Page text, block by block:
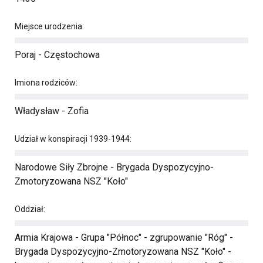
Miejsce urodzenia:
Poraj - Częstochowa
Imiona rodziców:
Władysław - Zofia
Udział w konspiracji 1939-1944:
Narodowe Siły Zbrojne - Brygada Dyspozycyjno-
Zmotoryzowana NSZ "Koło"
Oddział:
Armia Krajowa - Grupa "Północ" - zgrupowanie "Róg" -
Brygada Dyspozycyjno-Zmotoryzowana NSZ "Koło" -